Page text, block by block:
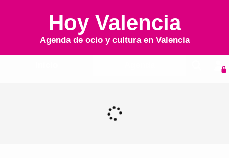
Hoy Valencia
Agenda de ocio y cultura en Valencia